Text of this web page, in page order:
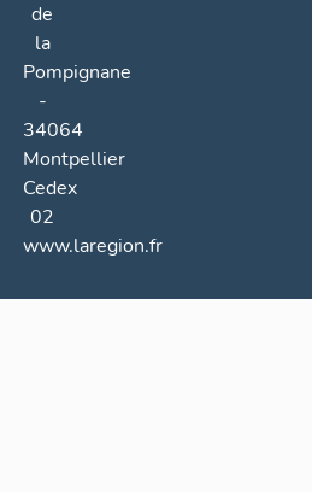
de
la
Pompignane
-
34064
Montpellier
Cedex
02
www.laregion.fr